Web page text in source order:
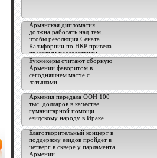
Армянская дипломатия
должна работать над тем,
чтобы резолюция Сената
Калифорнии по НКР привела
правовым последствиям -
эксперт
Букмекеры считают сборную
Армении фаворитом в
сегодняшнем матче с
латышами
Армения передала ООН 100
тыс. долларов в качестве
гуманитарной помощи
езидскому народу в Ираке
Благотворительный концерт в
поддержку езидов пройдет в
четверг в сквере у парламента
Армении